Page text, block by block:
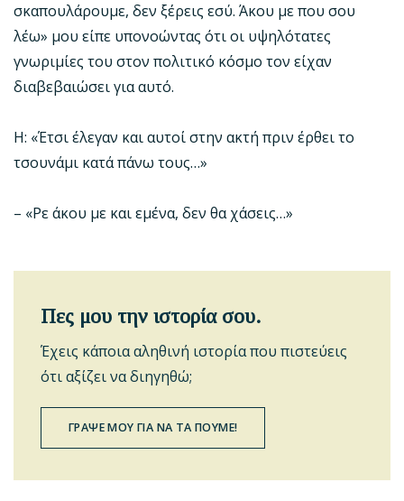
σκαπουλάρουμε, δεν ξέρεις εσύ. Άκου με που σου
λέω» μου είπε υπονοώντας ότι οι υψηλότατες
γνωριμίες του στον πολιτικό κόσμο τον είχαν
διαβεβαιώσει για αυτό.
Η: «Έτσι έλεγαν και αυτοί στην ακτή πριν έρθει το
τσουνάμι κατά πάνω τους…»
– «Ρε άκου με και εμένα, δεν θα χάσεις…»
Πες μου την ιστορία σου.
Έχεις κάποια αληθινή ιστορία που πιστεύεις
ότι αξίζει να διηγηθώ;
ΓΡΑΨΕ ΜΟΥ ΓΙΑ ΝΑ ΤΑ ΠΟΥΜΕ!